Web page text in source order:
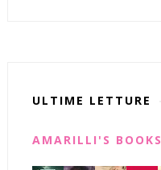
ULTIME LETTURE
AMARILLI'S BOOKS